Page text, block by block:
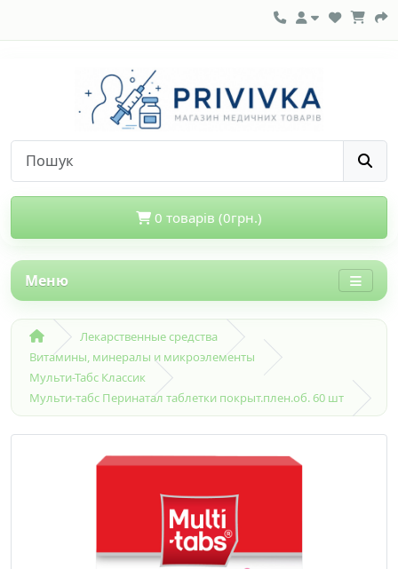
0 товарів (0грн.)
Меню
Лекарственные средства
Витамины, минералы и микроэлементы
Мульти-Табс Классик
Мульти-табс Перинатал таблетки покрыт.плен.об. 60 шт